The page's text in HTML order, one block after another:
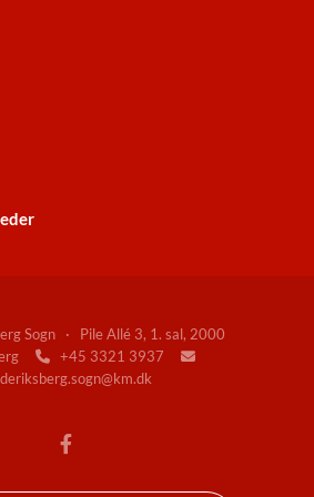
Sogn · Pile Allé 3, 1. sal, 2000
+45 3321 3937 